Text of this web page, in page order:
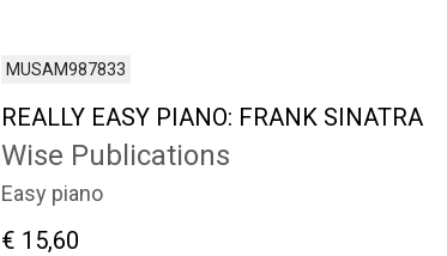
MUSAM987833
REALLY EASY PIANO: FRANK SINATRA
Wise Publications
Easy piano
€ 15,60